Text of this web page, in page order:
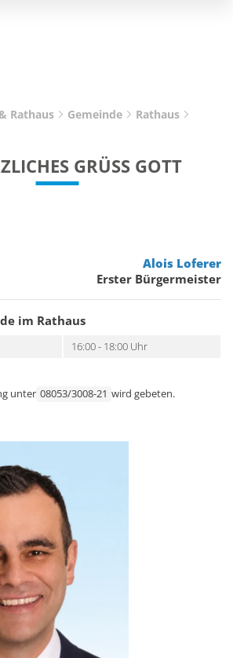
Rathaus Gemeinde
Rathaus
GRÜSS GOTT
Alois Loferer
Erster Bürgermeister
im Rathaus
16:00 - 18:00 Uhr
unter 08053/3008-21 wird gebeten.